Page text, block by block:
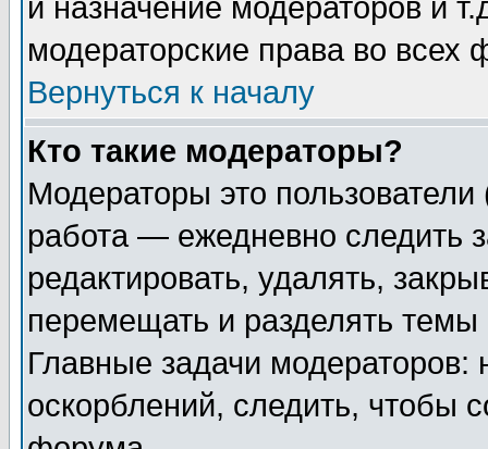
и назначение модераторов и
модераторские права во всех
Вернуться к началу
Кто такие модераторы?
Модераторы это
работа — ежедневно следить
редактировать, удалять,
перемещать и разделять
Главные задачи
оскорблений, следить, чтобы